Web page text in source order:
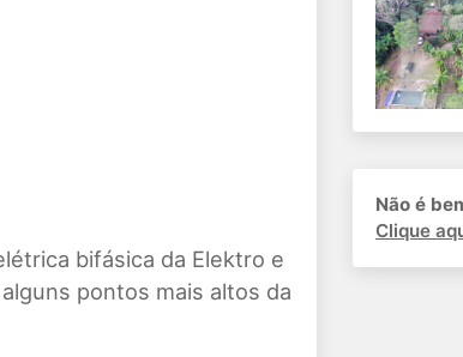
bifásica da Elektro e
pontos mais altos da
Não é
Clique